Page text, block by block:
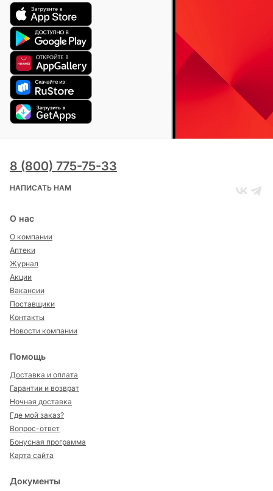
8 (800) 775-75-33
НАПИСАТЬ НАМ
О нас
О компании
Аптеки
Журнал
Акции
Вакансии
Поставщики
Контакты
Новости компании
Помощь
Доставка и оплата
Гарантии и возврат
Ночная доставка
Где мой заказ?
Вопрос-ответ
Бонусная программа
Карта сайта
Документы